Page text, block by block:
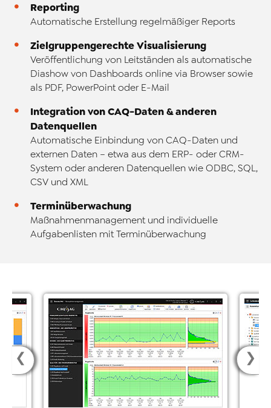
Reporting
Automatische Erstellung regelmäßiger Reports
Zielgruppengerechte Visualisierung
Veröffentlichung von Leitständen als automatische
Diashow von Dashboards online via Browser sowie
als PDF, PowerPoint oder E-Mail
Integration von CAQ-Daten & anderen
Datenquellen
Automatische Einbindung von CAQ-Daten und
externen Daten – etwa aus dem ERP- oder CRM-
System oder anderen Datenquellen wie ODBC, SQL,
CSV und XML
Terminüberwachung
Maßnahmenmanagement und individuelle
Aufgabenlisten mit Terminüberwachung
❮ ❯